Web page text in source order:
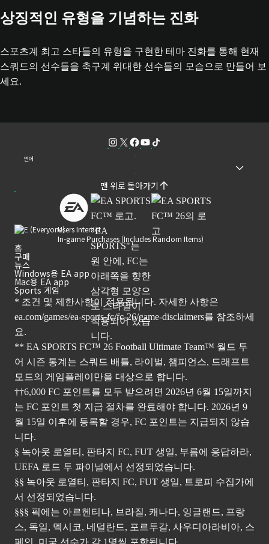
상징적인 유형을 기념하는 진화
스포츠계 최고 스타들의 유형을 구현한 테마 진화를 통해 현재
스쿼드의 선수들을 축구계 위대한 선수들의 모습으로 만들어 보
세요.
언어
맨 위로 돌아가기
Users Interact
In-game Purchases (Includes Random Items)
홈
구매
뉴스
Windows용 EA app
Mac용 EA app
Sports 게임
* 조건 및 제한사항이 적용됩니다. 자세한 사항은
ea.com/games/ea-sports-fc/fc-26/game-disclaimers를 참조하세
요.
** EA SPORTS FC™ 26 Football Ultimate Team™ 월드 투
어 시즌 통계는 스쿼드 배틀, 라이벌, 챔피언스, 드래프트
모드의 게임플레이만을 대상으로 합니다.
††6,000 FC 포인트를 모두 받으려면 2026년 6월 15일까지
는 FC 포인트 첫 지급 절차를 완료해야 합니다. 2026년 9
월 15일 이후에 등록할 경우, FC 포인트는 지급되지 않습
니다.
§ 녹아웃 로열티, 판타지 FC, FUT 생일, 부름에 응답하라,
UEFA 로드 투 파이널에서 선정되었습니다.
§§ 녹아웃 로열티, 판타지 FC, FUT 생일, 트로피 수집가에
서 선정되었습니다.
§§§ 픽에는 아르헨티나, 브라질, 캐나다, 잉글랜드, 프랑
스, 독일, 멕시코, 네덜란드, 포르투갈, 사우디아라비아, 스
페인, 미국 선수가 각 1명씩 포함됩니다.